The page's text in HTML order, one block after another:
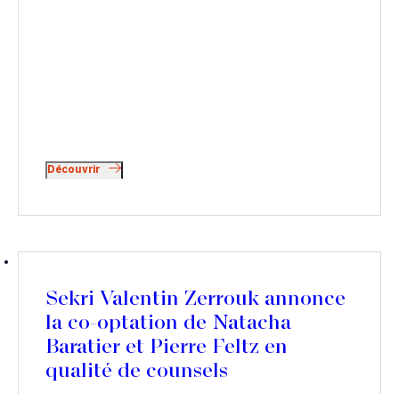
Découvrir
Sekri Valentin Zerrouk annonce
la co-optation de Natacha
Baratier et Pierre Feltz en
qualité de counsels